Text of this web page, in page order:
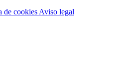
de cookies Aviso legal